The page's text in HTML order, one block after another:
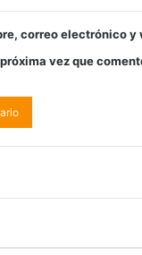
correo electrónico y
vez que